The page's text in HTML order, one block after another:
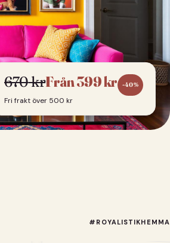
670krFrån399kr -40%
Fri frakt över 500 kr
#ROYALISTIKHEMMA